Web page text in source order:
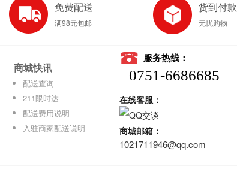
免费配送
满98元包邮
货到付款
无忧购物
商城快讯
配送查询
211限时达
配送费用说明
入驻商家配送说明
服务热线：
0751-6686685
在线客服：
商城邮箱：
1021711946@qq.com